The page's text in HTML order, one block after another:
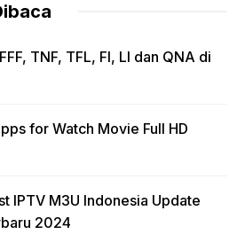
TNF, TFL, FI, LI dan QNA di
for Watch Movie Full HD
IPTV M3U Indonesia Update
2024